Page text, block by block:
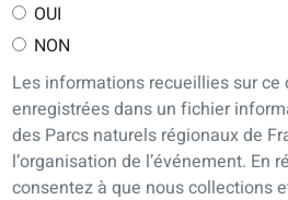
OUI
NON
Les informations recueillies sur ce
enregistrées dans un fichier
des Parcs naturels régionaux de
l’organisation de l’événement. En
consentez à que nous collections